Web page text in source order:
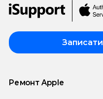
Ремонт Apple